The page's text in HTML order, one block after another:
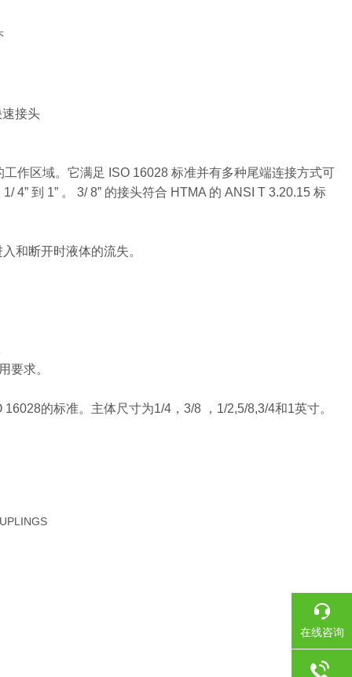
接头
作区域。它满足 ISO 16028 标准并有多种尾端连接方式可
4” 到 1” 。 3/ 8” 的接头符合 HTMA 的 ANSI T 3.20.15 标
和断开时液体的流失。
要求。
的标准。主体尺寸为1/4，3/8 ，1/2,5/8,3/4和1英寸。
在线咨询